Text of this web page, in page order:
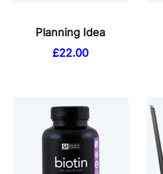
Planning Idea
£22.00